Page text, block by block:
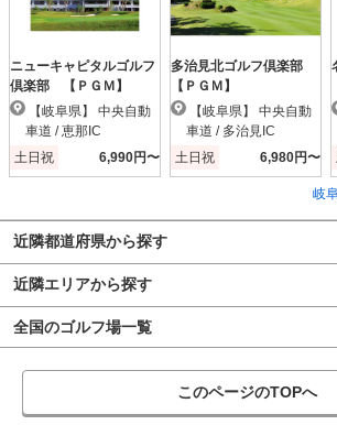
ニューキャピタルゴルフ
倶楽部 【ＰＧＭ】
車道 / 恵那IC
土日祝
6,990円〜
多治見北ゴルフ倶楽部
【ＰＧＭ】
車道 / 多治見IC
土日祝
6,980円〜
岐
近隣都道府県から探す
近隣エリアから探す
全国のゴルフ場一覧
このページのTOPへ